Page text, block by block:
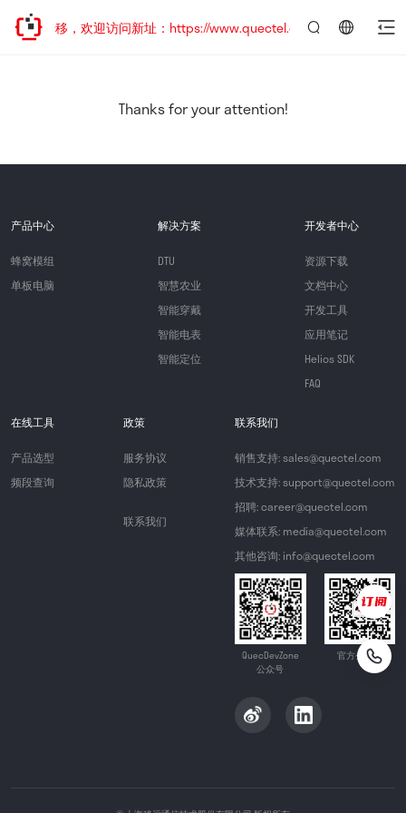
址已迁移，欢迎访问新址：https://www.quectel.com.cn
Thanks for your attention!
产品中心
蜂窝模组
单板电脑
解决方案
DTU
智慧农业
智能穿戴
智能电表
智能定位
开发者中心
资源下载
文档中心
开发工具
应用笔记
Helios SDK
FAQ
在线工具
产品选型
频段查询
政策
服务协议
隐私政策
联系我们
联系我们
销售支持: sales@quectel.com
技术支持: support@quectel.com
招聘: career@quectel.com
媒体联系: media@quectel.com
其他咨询: info@quectel.com
QuecDevZone
公众号
官方公众号